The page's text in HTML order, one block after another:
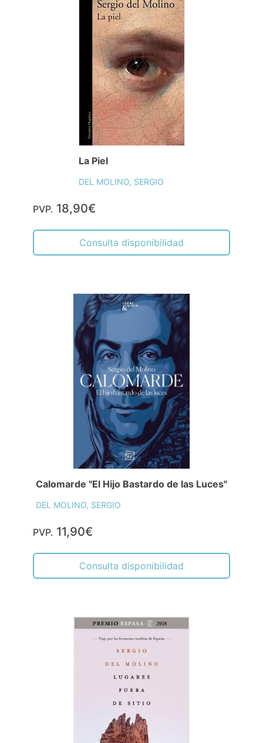
La Piel
DEL MOLINO, SERGIO
PVP. 18,90€
Consulta disponibilidad
Calomarde "El Hijo Bastardo de las Luces"
DEL MOLINO, SERGIO
PVP. 11,90€
Consulta disponibilidad